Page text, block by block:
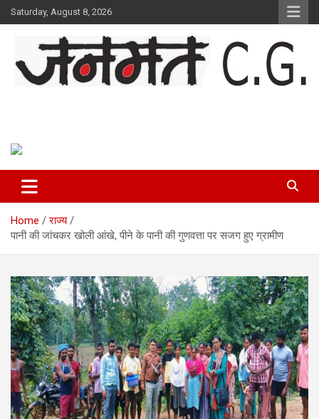
Skip
to
Saturday, August 8, 2026
Home
राज्य
पानी की जांचकर खोली आंखे, पीने के पानी की गुणवत्ता पर सजग हुए ग्रामीण